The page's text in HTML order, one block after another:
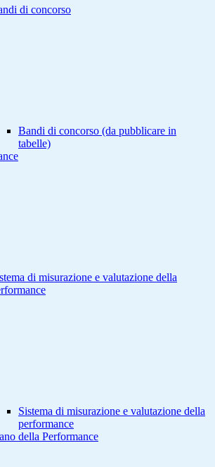
di concorso
Bandi di concorso (da pubblicare in
tabelle)
di misurazione e valutazione della
Sistema di misurazione e valutazione della
performance
della Performance